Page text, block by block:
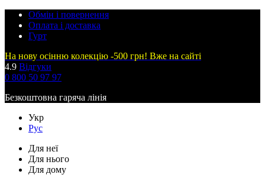
Обмін і повернення
Оплата і доставка
Гурт
На нову осінню колекцію -500 грн! Вже на сайті
4.9 Відгуки
0 800 50 97 97
Безкоштовна гаряча лінія
Укр
Рус
Для неї
Для нього
Для дому